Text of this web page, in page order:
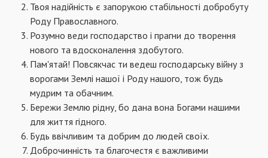
Твоя надійність є запорукою стабільності добробуту
Роду Православного.
Розумно веди господарство і прагни до творення
нового та вдосконалення здобутого.
Пам'ятай! Повсякчас ти ведеш господарську війну з
ворогами Землі нашої і Роду нашого, тож будь
мудрим та обачним.
Бережи Землю рідну, бо дана вона Богами нашими
для життя гідного.
Будь ввічливим та добрим до людей своїх.
Доброчинність та благочестя є важливими